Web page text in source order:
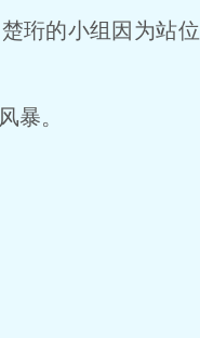
珩的小组因为站位
暴。